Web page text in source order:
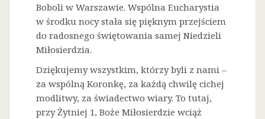
Boboli w Warszawie. Wspólna Eucharystia
w środku nocy stała się pięknym przejściem
do radosnego świętowania samej Niedzieli
Miłosierdzia.
Dziękujemy wszystkim, którzy byli z nami –
za wspólną Koronkę, za każdą chwilę cichej
modlitwy, za świadectwo wiary. To tutaj,
przy Żytniej 1, Boże Miłosierdzie wciąż